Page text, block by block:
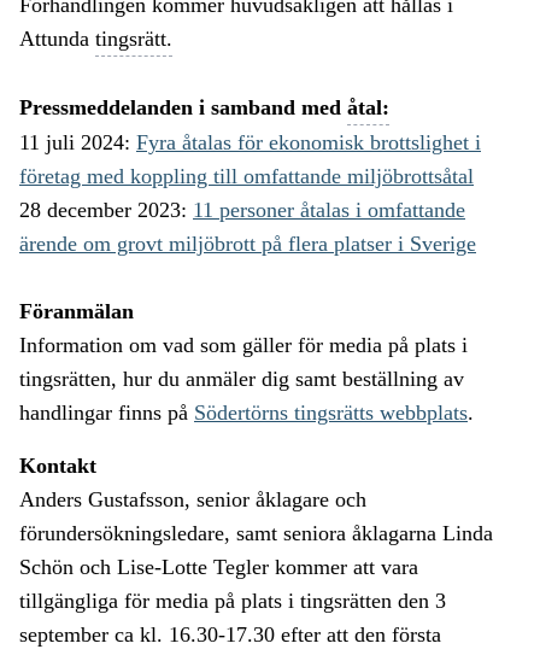
Förhandlingen kommer huvudsakligen att hållas i
Attunda tingsrätt.
Pressmeddelanden i samband med åtal:
11 juli 2024: Fyra åtalas för ekonomisk brottslighet i
företag med koppling till omfattande miljöbrottsåtal
28 december 2023: 11 personer åtalas i omfattande
ärende om grovt miljöbrott på flera platser i Sverige
Föranmälan
Information om vad som gäller för media på plats i
tingsrätten, hur du anmäler dig samt beställning av
handlingar finns på Södertörns tingsrätts webbplats.
Kontakt
Anders Gustafsson, senior åklagare och
förundersökningsledare, samt seniora åklagarna Linda
Schön och Lise-Lotte Tegler kommer att vara
tillgängliga för media på plats i tingsrätten den 3
september ca kl. 16.30-17.30 efter att den första